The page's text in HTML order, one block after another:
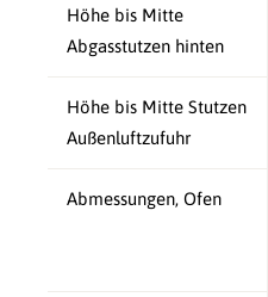
Höhe bis Mitte
Abgasstutzen hinten
Höhe bis Mitte Stutzen
Außenluftzufuhr
Abmessungen, Ofen